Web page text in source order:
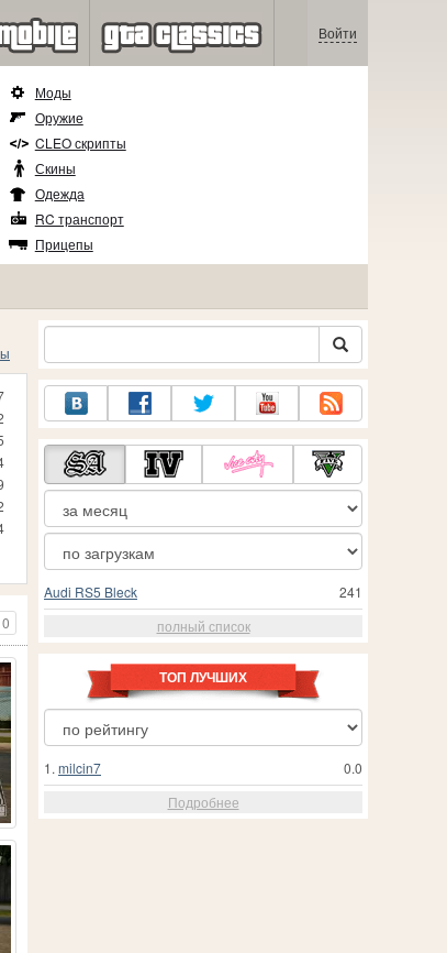
Войти
Моды
Оружие
CLEO скрипты
Скины
Одежда
RC транспорт
Прицепы
0
241
Audi RS5 Bleck
полный список
ТОП ЛУЧШИХ
0.0
1. milcin7
Подробнее